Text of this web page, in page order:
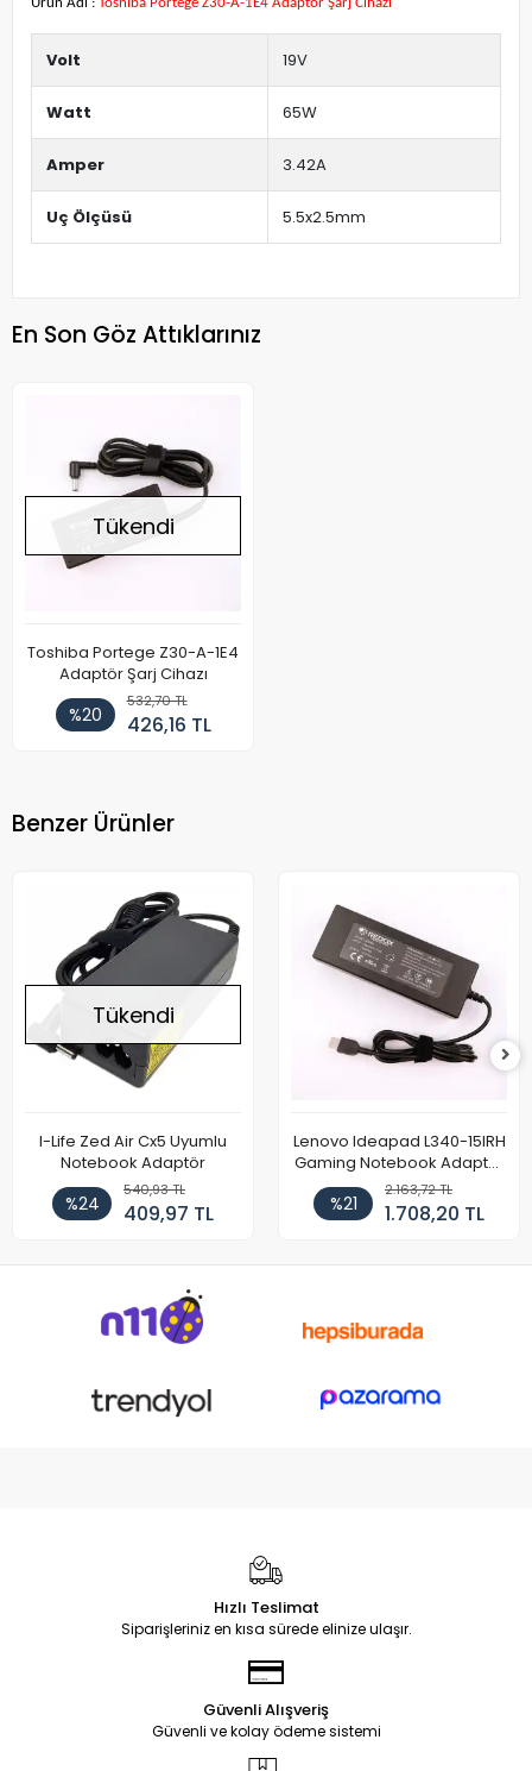
Ürün Adı : Toshiba Portege Z30-A-1E4 Adaptör Şarj Cihazı
Volt 19V
Watt 65W
Amper 3.42A
Uç Ölçüsü 5.5x2.5mm
En Son Göz Attıklarınız
Tükendi
Toshiba Portege Z30-A-1E4
Adaptör Şarj Cihazı
%20
532,70 TL
426,16 TL
Benzer Ürünler
Tükendi
I-Life Zed Air Cx5 Uyumlu
Notebook Adaptör
%24
540,93 TL
409,97 TL
Lenovo Ideapad L340-15IRH
Gaming Notebook Adaptör
Cihazı Şarj Aleti (150W)
%21
2.163,72 TL
1.708,20 TL
Hızlı Teslimat
Siparişleriniz en kısa sürede elinize ulaşır.
Güvenli Alışveriş
Güvenli ve kolay ödeme sistemi